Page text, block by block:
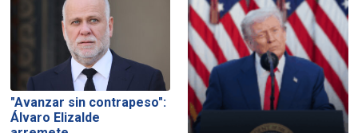
"Avanzar sin contrapeso":
Álvaro Elizalde